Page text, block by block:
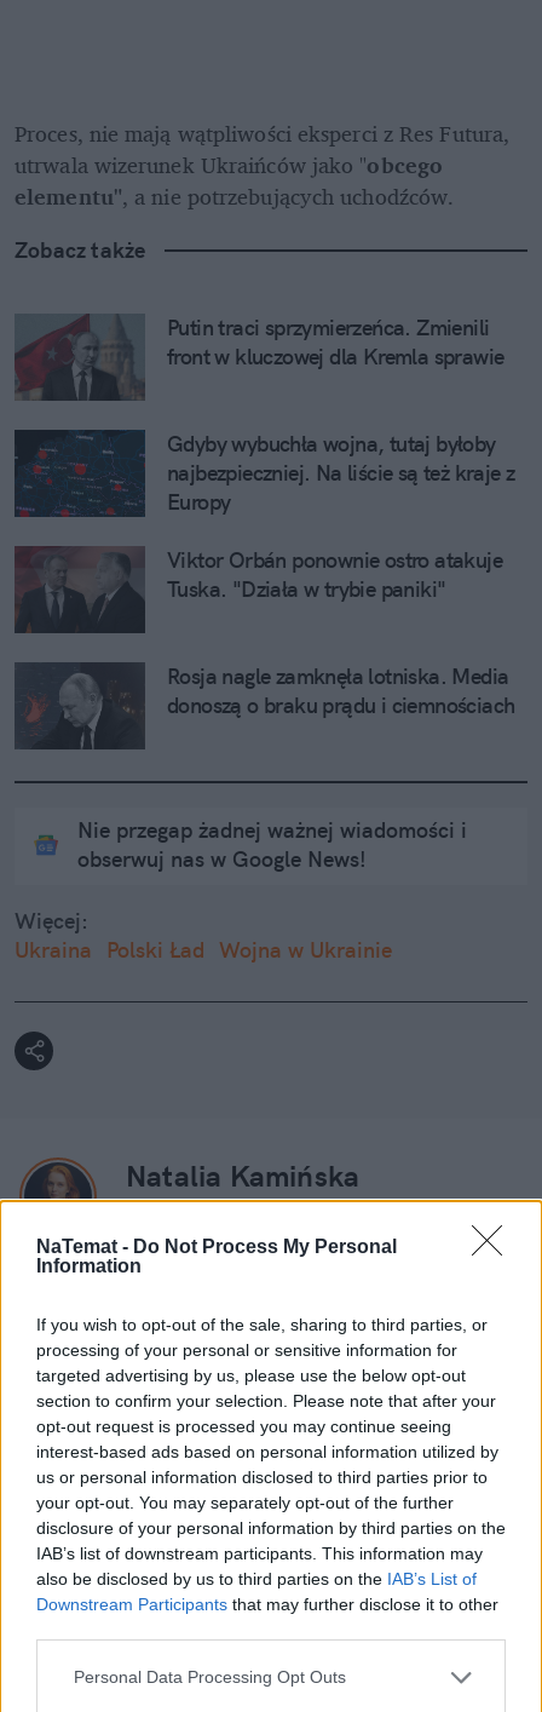
NaTemat - Do Not Process My Personal
Information
If you wish to opt-out of the sale, sharing to third parties, or
processing of your personal or sensitive information for
targeted advertising by us, please use the below opt-out
section to confirm your selection. Please note that after your
opt-out request is processed you may continue seeing
interest-based ads based on personal information utilized by
us or personal information disclosed to third parties prior to
your opt-out. You may separately opt-out of the further
disclosure of your personal information by third parties on the
IAB’s list of downstream participants. This information may
also be disclosed by us to third parties on the IAB’s List of
Downstream Participants that may further disclose it to other
Personal Data Processing Opt Outs
Proces, nie mają wątpliwości eksperci z Res Futura,
utrwala wizerunek Ukraińców jako "obcego
elementu", a nie potrzebujących uchodźców.
Zobacz także
Putin traci sprzymierzeńca. Zmienili
front w kluczowej dla Kremla sprawie
Gdyby wybuchła wojna, tutaj byłoby
najbezpieczniej. Na liście są też kraje z
Europy
Viktor Orbán ponownie ostro atakuje
Tuska. "Działa w trybie paniki"
Rosja nagle zamknęła lotniska. Media
donoszą o braku prądu i ciemnościach
Nie przegap żadnej ważnej wiadomości i
obserwuj nas w Google News!
Więcej:
Ukraina
Polski Ład Wojna w Ukrainie
Natalia Kamińska
Uniwersytecie Warszawskim. Przez kilka lat
związana z Polską Agencją Prasową. Obecnie
reporterka newsowa w naTemat.pl.
Pokaż więcej
Czytaj więcej